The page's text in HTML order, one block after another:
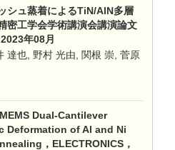
シュ蒸着によるTiN/AlN多層
密工学会学術講演会講演論文
年08月
達也, 野村 光由, 関根 崇, 菅原
Dual-Cantilever
Deformation of Al and Ni
，ELECTRONICS，